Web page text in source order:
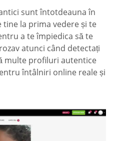
sunt întotdeauna în
tine la prima vedere și te
a te împiedica să te
atunci când detectați
multe profiluri autentice
întâlniri online reale și